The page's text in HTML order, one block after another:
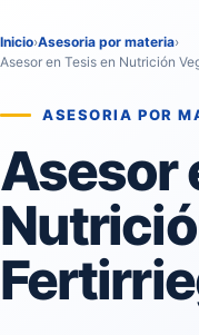
Inicio›Asesoria por materia›
Asesor en Tesis en Nutrición
ASESORIA POR
Asesor